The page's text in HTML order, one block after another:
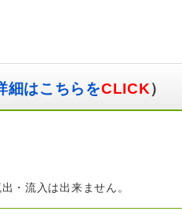
細はこちらをCLICK）
・流入は出来ません。